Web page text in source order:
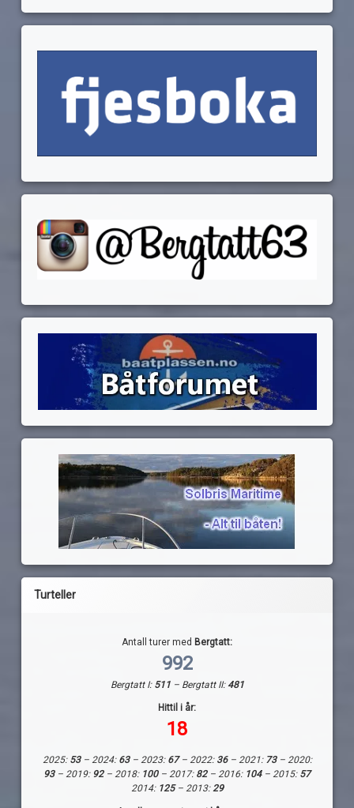
Turteller
Antall turer med Bergtatt:
992
Bergtatt I: 511 – Bergtatt II:481
Hittil i år:
18
2025: 53– 2024:63– 2023: 67– 2022: 36– 2021: 73– 2020:
93– 2019: 92– 2018: 100 – 2017: 82– 2016: 104– 2015: 57
2014: 125– 2013:29